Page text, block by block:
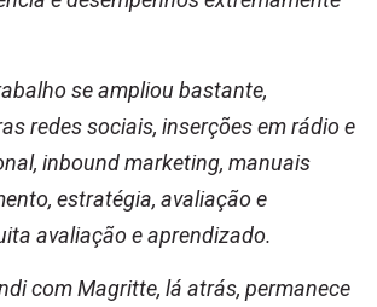
se ampliou bastante,
redes sociais, inserções em rádio e
inbound marketing, manuais
estratégia, avaliação e
avaliação e aprendizado.
com Magritte, lá atrás, permanece